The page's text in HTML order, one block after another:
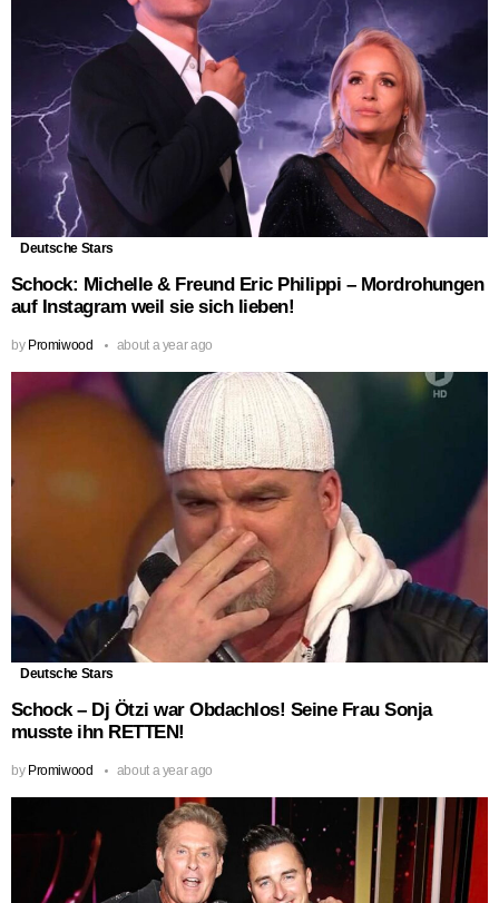
Deutsche Stars
Schock: Michelle & Freund Eric Philippi – Mordrohungen
auf Instagram weil sie sich lieben!
by Promiwood about a year ago
Deutsche Stars
Schock – Dj Ötzi war Obdachlos! Seine Frau Sonja
musste ihn RETTEN!
by Promiwood about a year ago